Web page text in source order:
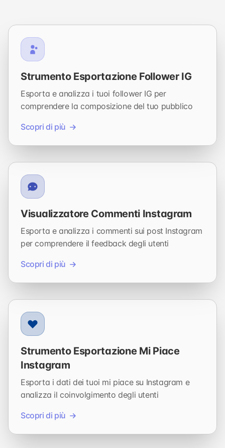
Strumento Esportazione Follower IG
Esporta e analizza i tuoi follower IG per
comprendere la composizione del tuo pubblico
Scopri di più
Visualizzatore Commenti Instagram
Esporta e analizza i commenti sui post Instagram
per comprendere il feedback degli utenti
Scopri di più
Strumento Esportazione Mi Piace
Instagram
Esporta i dati dei tuoi mi piace su Instagram e
analizza il coinvolgimento degli utenti
Scopri di più